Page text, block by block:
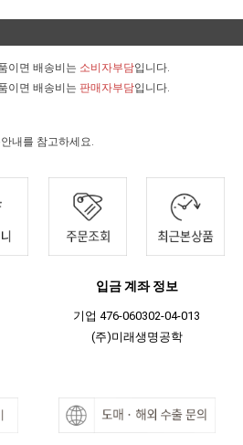
이면 배송비는 소비자부담입니다.
이면 배송비는 판매자부담입니다.
내를 참고하세요.
입금 계좌 정보
기업 476-060302-04-013
(주)미래생명공학